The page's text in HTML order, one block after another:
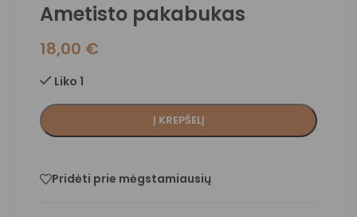
Ametisto pakabukas
18,00 €
Liko 1
Į KREPŠELĮ
Pridėti prie mėgstamiausių